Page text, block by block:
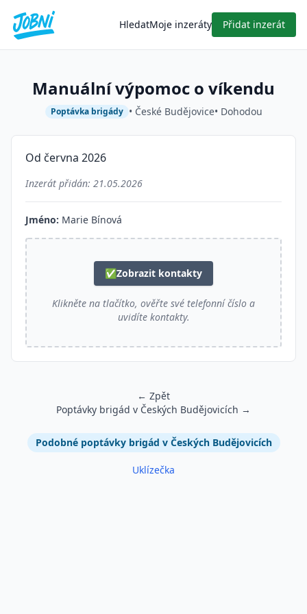
HledatMoje inzeráty Přidat inzerát
Manuální výpomoc o víkendu
Poptávka brigády • České Budějovice• Dohodou
Od června 2026
Inzerát přidán: 21.05.2026
Jméno: Marie Bínová
✅Zobrazit kontakty
Klikněte na tlačítko, ověřte své telefonní číslo a
uvidíte kontakty.
← Zpět
Poptávky brigád v Českých Budějovicích →
Podobné inzeráty
Podobné poptávky brigád v Českých Budějovicích
Uklízečka